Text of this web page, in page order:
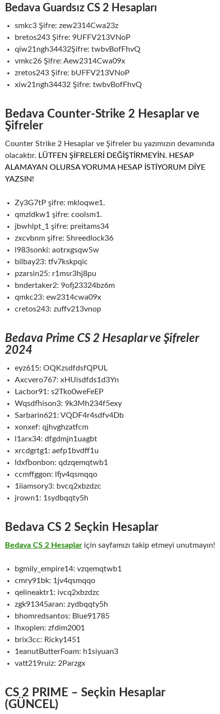
Bedava Guardsız CS 2 Hesapları
smkc3 Şifre: zew2314Cwa23z
bretos243 Şifre: 9UFFV213VNoP
qiw21ngh34432Şifre: twbvBofFhvQ
vmkc26 Şifre: Aew2314Cwa09x
zretos243 Şifre: bUFFV213VNoP
xiw21ngh34432 Şifre: twbvBofFhvQ
Bedava Counter-Strike 2 Hesaplar ve
Şifreler
Counter Strike 2 Hesaplar ve Şifreler bu yazımızın devamında
olacaktır. LÜTFEN ŞİFRELERİ DEĞİŞTİRMEYİN. HESAP
ALAMAYAN OLURSA YORUMA HESAP İSTİYORUM DİYE
YAZSIN!
Zy3G7tP şifre: mkloqwe1.
qmzldkw1 şifre: coolsm1.
jbwhlpt_1 şifre: preitams34
zxcvbnm şifre: Shreedlock36
l983sonki: aotrxgsqw5w
bilbay23: tfv7kskpqic
pzarsin25: r1msr3hj8pu
bndertaker2: 9ofj23324bz6m
qmkc23: ew2314cwa09x
cretos243: zuffv213vnop
Bedava Prime CS 2 Hesaplar ve Şifreler
2024
eyz615: OQKzsdfdsfQPUL
Axcvero767: xHUisdfds1d3Yn
Lacbor91: s2Tko0weFeEP
Wqsdfhison3: 9k3Mh234f5exy
Sarbarin621: VQDF4r4sdfv4Db
xonxef: qjhvghzatfcm
l1arx34: dfgdmjn1uagbt
xrcdgrtg1: aefp1bvdff1u
ldxfbonbon: qdzqemqtwb1
ccmffggon: lfjv4qsmqqo
1iiamsory3: bvcq2xbzdzc
jrown1: 1sydbqqty5h
Bedava CS 2 Seçkin Hesap lar
Bedava CS 2 Hesaplar için sayfamızı takip etmeyi unutmayın!
bgmily_empire14: vzqemqtwb1
cmry91bk: 1jv4qsmqqo
qelineaktr1: ivcq2xbzdzc
zgk91345aran: zydbqqty5h
bhomredsantos: Blue91785
lhxoplen: zfdim2001
brix3cc: Ricky1451
1eanutButterFoam: h1siyuan3
vatt219ruiz: 2Parzgx
CS 2 PRIME – Seçkin Hesaplar
(GÜNCEL)